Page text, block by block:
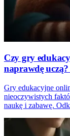
Czy gry
naprawdę
Gry edukacyjne
nieoczywistych
naukę i zabawę.